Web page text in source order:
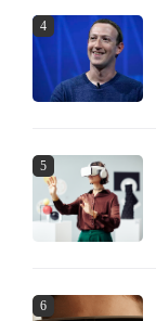
4
5
6